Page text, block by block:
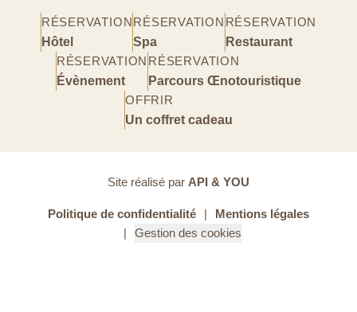
RÉSERVATION
Hôtel
RÉSERVATION
Spa
RÉSERVATION
Restaurant
RÉSERVATION
Évènement
RÉSERVATION
Parcours Œnotouristique
OFFRIR
Un coffret cadeau
Site réalisé par API & YOU
Politique de confidentialité
Mentions légales
Gestion des cookies